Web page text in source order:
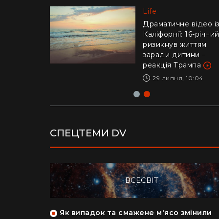
"Це було дуже
стрьомно": українка
відверто пояснила,
чому покинула
заради Азії
28 липня, 17:04
Life
Драматичне відео із
Каліфорнії: 16-річний
ризикнув життям
заради дитини –
реакція Трампа
29 липня, 10:04
СПЕЦТЕМИ DV
ВСЕСВІТ
Як випадок та смажене м'ясо змінили
Фото: 163.com